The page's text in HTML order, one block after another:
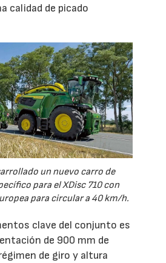
calidad de picado
un nuevo carro de
para el XDisc 710 con
para circular a 40 km/h.
clave del conjunto es
de 900 mm de
de giro y altura